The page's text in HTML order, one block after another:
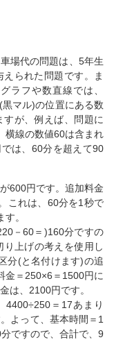
場代の問題は、5年生
られた問題です。ま
ラフや数直線では、
マル)の位置にある数
が、例えば、問題に
横線の数値60は含まれ
は、60分を超えて90
600円です。追加料金
これは、60分を1秒で
。
－60＝)160分ですの
上げの考えを使用し
分(と名付けます)の追
金＝250×6＝1500円に
は、2100円です。
4400÷250＝17あまり
よって、基本時間＝1
ですので、合計で、9